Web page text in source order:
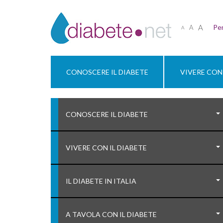
A A A
CONOSCERE IL DIABETE VIVERE
CONOSCERE IL DIABETE
VIVERE CON IL DIABETE
IL DIABETE IN ITALIA
A TAVOLA CON IL DIABETE